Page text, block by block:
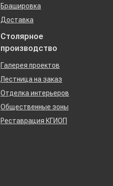
Брашировка
Доставка
Столярное
производство
Галерея проектов
Лестница на заказ
Отделка интерьеров
Общественные зоны
Реставрация КГИОП